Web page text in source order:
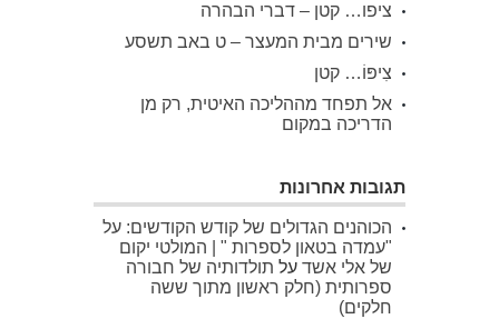
ציפו… קטן – דברי הבהרה
שירים מבית המעצר – ט באב תשסע
צִיפּוֹ… קטן
אל תפחד מההליכה האיטית, רק מן
הדריכה במקום
תגובות אחרונות
הכוהנים הגדולים של קודש הקודשים: על
"עמדה בטאון לספרות " | המולטי יקום
של אלי אשד על תולדותיה של חבורה
ספרותית (חלק ראשון מתוך ששה
חלקים)